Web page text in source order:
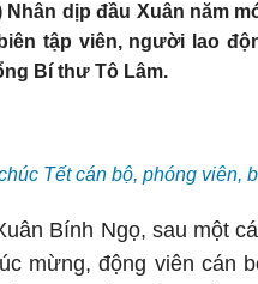
Nhân dịp đầu Xuân năm
tập viên, người lao
Bí thư Tô Lâm.
Tết cán bộ, phóng viên,
Bính Ngọ, sau một
mừng, động viên cán